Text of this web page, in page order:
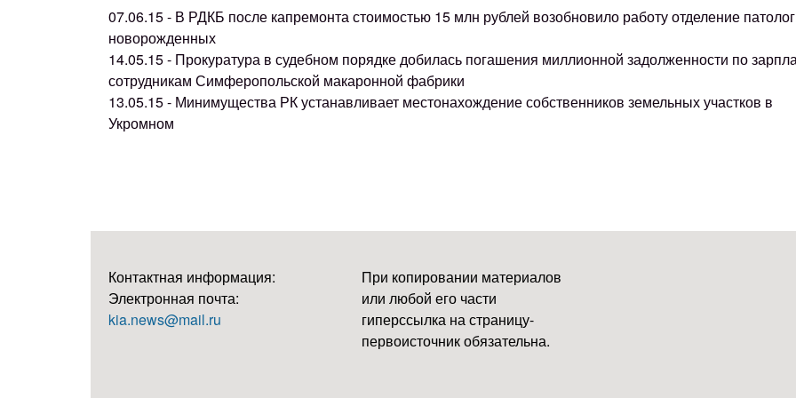
07.06.15 - В РДКБ после капремонта стоимостью 15 млн рублей возобновило работу отделение
новорожденных
14.05.15 - Прокуратура в судебном порядке добилась погашения миллионной задолженности по
сотрудникам Симферопольской макаронной фабрики
13.05.15 - Минимущества РК устанавливает местонахождение собственников земельных участков в
Укромном
Контактная информация:
Электронная почта:
kia.news@mail.ru
При копировании материалов
или любой его части
гиперссылка на страницу-
первоисточник обязательна.